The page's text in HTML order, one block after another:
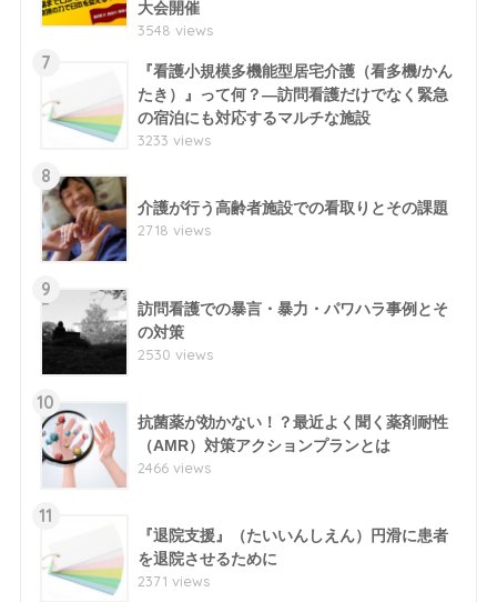
大会開催
3548 views
7
『看護小規模多機能型居宅介護（看多機/かん
たき）』って何？―訪問看護だけでなく緊急
の宿泊にも対応するマルチな施設
3233 views
8
介護が行う高齢者施設での看取りとその課題
2718 views
9
訪問看護での暴言・暴力・パワハラ事例とそ
の対策
2530 views
10
抗菌薬が効かない！？最近よく聞く薬剤耐性
（AMR）対策アクションプランとは
2466 views
11
『退院支援』（たいいんしえん）円滑に患者
を退院させるために
2371 views